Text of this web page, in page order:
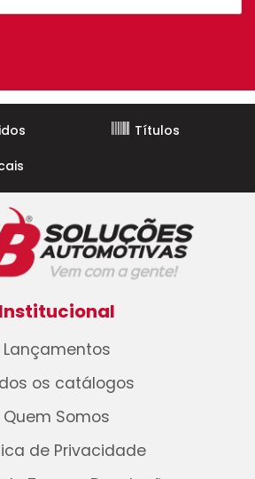
Títulos
Institucional
Lançamentos
os catálogos
Quem Somos
de Privacidade